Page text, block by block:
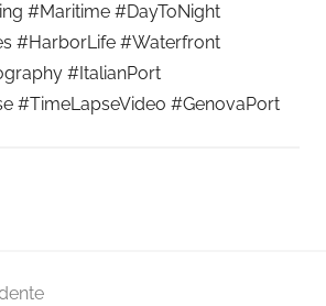
#Maritime #DayToNight
#HarborLife #Waterfront
#ItalianPort
#TimeLapseVideo #GenovaPort